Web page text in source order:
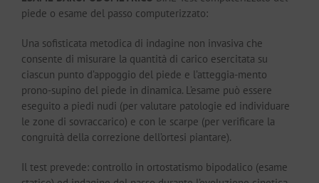
piede o esame del passo computerizzato:
Una sofisticata metodica di indagine non invasiva che
consente di misurare la quantità di carico esercitata su
ciascun punto d’appoggio del piede e l’atteggia-mento
prono-supino del piede in dinamica. L’esame può essere
eseguito a piedi nudi (per valutare patologie ed individuare
le zone di sovraccarico) e con le scarpe (per verificare la
congruità della correzione dell’ortesi piantare).
Il test prevede: controllo in ortostatismo bipodalico (esame